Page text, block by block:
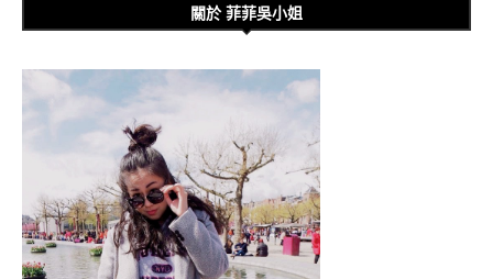
關於 菲菲吳小姐